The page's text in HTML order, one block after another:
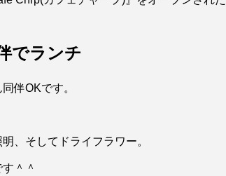
でランチ
伴OKです。
、そしてドライフラワー。
＾＾